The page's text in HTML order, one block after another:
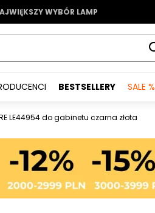
WYBÓR LAMP
|
BESTSELLERY SALE %
LE44954 do gabinetu czarna złota